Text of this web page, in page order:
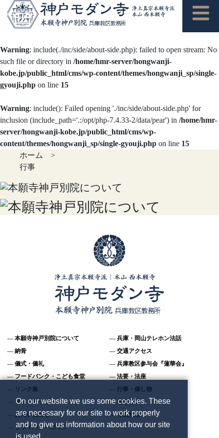
Warning: include(./inc/side/about-side.php): failed to open stream: No
such file or directory in /home/hmr-server/hongwanji-
kobe.jp/public_html/cms/wp-content/themes/hongwanji_sp/single-
gyouji.php on line 15
Warning: include(): Failed opening './inc/side/about-side.php' for
inclusion (include_path='.:/opt/php-7.4.33-2/data/pear') in /home/hmr-
server/hongwanji-kobe.jp/public_html/cms/wp-
content/themes/hongwanji_sp/single-gyouji.php on line 15
ホーム
>
行事
本願寺神戸別院について
兵庫・岡山テレホン法話
納骨
交通アクセス
儀式・儀礼
兵庫教区参与会『蓮華会』
フードバンク・こども食堂
法要・法座
リンク集
行事・催し物
サイトマップ
各種様式
お問い合わせ
寺院検索
プライバシーポリシー
On our website we use some cookies. These
are necessary for our site to work properly
and to give us information about how our site
is used.